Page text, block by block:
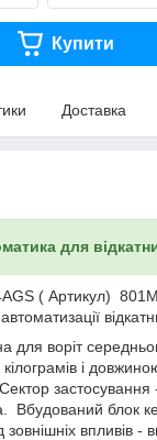
Купити
Доставка
для
( Артикул)
для воріт
і
застосування -
Вбудований блок
впливів -